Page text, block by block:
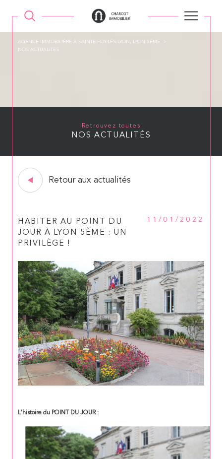
AGENCE IMMOBILIÉRE À SAINTE-FOY-LÉS-LYON, LYON 5ÉME
NOS ACTUALITES
Retrouvez toutes
NOS ACTUALITÉS
Retour aux actualités
HABITER AU POINT DU
JOUR À LYON 5ÈME : UN
PRIVILÈGE !
11/01/2022
L'histoire du POINT DU JOUR :